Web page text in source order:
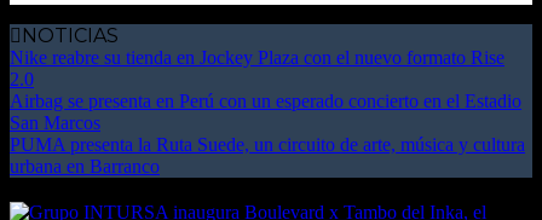
NOTICIAS
Nike reabre su tienda en Jockey Plaza con el nuevo formato Rise
2.0
Airbag se presenta en Perú con un esperado concierto en el Estadio
San Marcos
PUMA presenta la Ruta Suede, un circuito de arte, música y cultura
urbana en Barranco